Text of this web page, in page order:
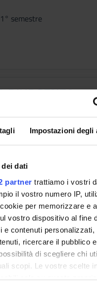
Impostazioni degli
dei dati
partner trattiamo i vostri
il vostro numero IP,
per memorizzare e
vostro dispositivo al fine
e contenuti personalizzati,
ricercare il pubblico
di scegliere chi
scopi. Le vostre scelte
solo su questa
semestre
D'URGENZA